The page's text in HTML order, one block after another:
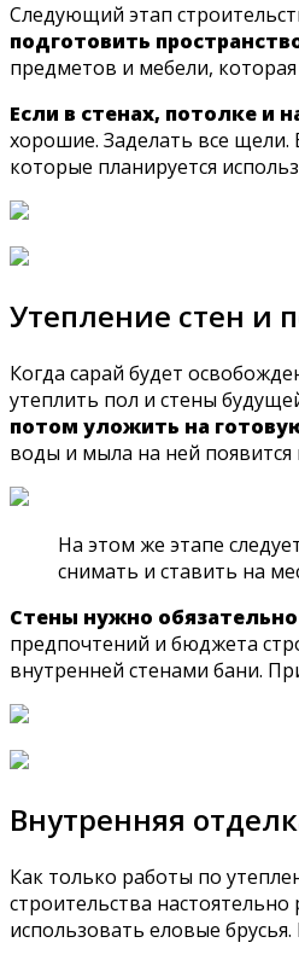
Следующий этап
подготовить
предметов и мебели,
Если в стенах, потолке и
хорошие. Заделать все
которые планируется
Утепление стен и
Когда сарай будет
утеплить пол и стены
потом уложить на
воды и мыла на ней появится
На этом же этапе
снимать и ставить на
Стены нужно
предпочтений и бюджета
внутренней стенами бани.
Внутренняя
Как только работы по
строительства
использовать еловые